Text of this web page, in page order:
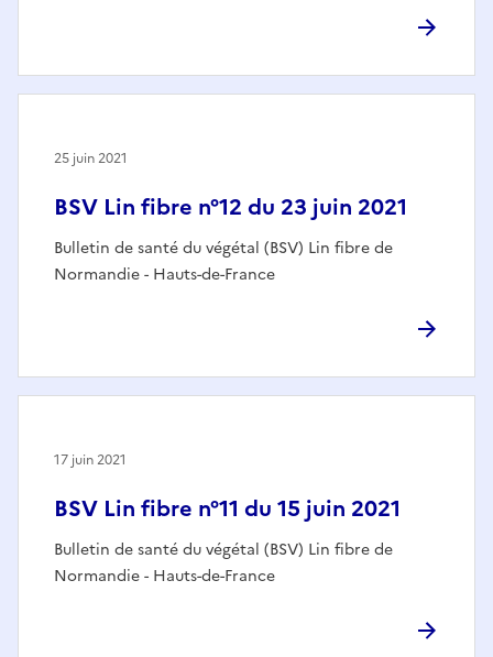
BSV Lin fibre n°12 du 23 juin 2021
Bulletin de santé du végétal (BSV) Lin fibre de
Normandie - Hauts-de-France
25 juin 2021
BSV Lin fibre n°11 du 15 juin 2021
Bulletin de santé du végétal (BSV) Lin fibre de
Normandie - Hauts-de-France
17 juin 2021